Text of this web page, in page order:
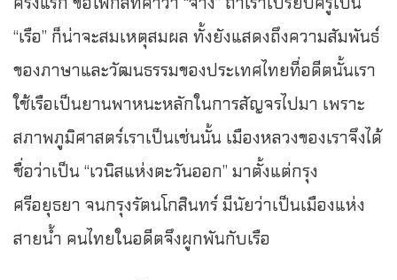
“เรือ” ก็น่าจะสมเหตุสมผล ทั้งยังแสดงถึงความสัมพันธ์
ของภาษาและวัฒนธรรมของประเทศไทยที่อดีตนั้นเรา
ใช้เรือเป็นยานพาหนะหลักในการสัญจรไปมา เพราะ
สภาพภูมิศาสตร์เราเป็นเช่นนั้น เมืองหลวงของเราจึงได้
ชื่อว่าเป็น “เวนิสแห่งตะวันออก” มาตั้งแต่กรุง
ศรีอยุธยา จนกรุงรัตนโกสินทร์ มีนัยว่าเป็นเมืองแห่ง
สายน้ำ คนไทยในอดีตจึงผูกพันกับเรือ